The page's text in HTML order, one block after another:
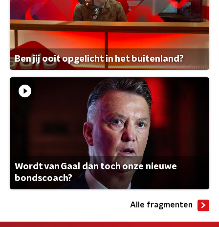
Ben jij ooit opgelicht in het buitenland?
Wordt van Gaal dan toch onze nieuwe
bondscoach?
Alle fragmenten